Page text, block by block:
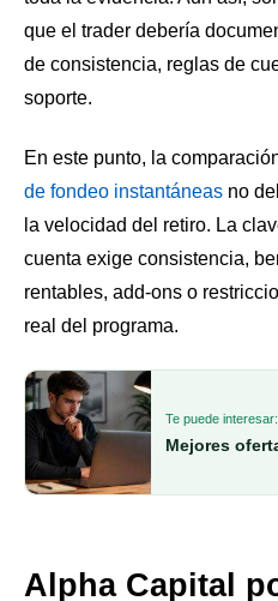
que el trader debería
de consistencia, reglas de
soporte.
En este punto, la
de fondeo instantáneas no
la velocidad del retiro. La
cuenta exige consistencia,
rentables, add-ons o
real del programa.
Te puede interesar:
Mejores
Alpha Capital